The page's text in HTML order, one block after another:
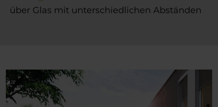
über Glas mit unterschiedlichen Abständen